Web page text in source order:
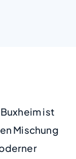
ist
Mischung